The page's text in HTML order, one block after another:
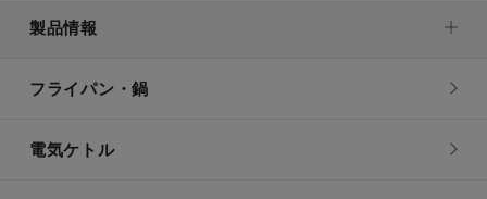
製品情報
フライパン・鍋
電気ケトル